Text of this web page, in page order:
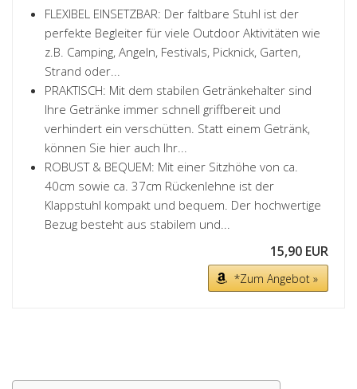
FLEXIBEL EINSETZBAR: Der faltbare Stuhl ist der
perfekte Begleiter für viele Outdoor Aktivitäten wie
z.B. Camping, Angeln, Festivals, Picknick, Garten,
Strand oder...
PRAKTISCH: Mit dem stabilen Getränkehalter sind
Ihre Getränke immer schnell griffbereit und
verhindert ein verschütten. Statt einem Getränk,
können Sie hier auch Ihr...
ROBUST & BEQUEM: Mit einer Sitzhöhe von ca.
40cm sowie ca. 37cm Rückenlehne ist der
Klappstuhl kompakt und bequem. Der hochwertige
Bezug besteht aus stabilem und...
15,90 EUR
*Zum Angebot »